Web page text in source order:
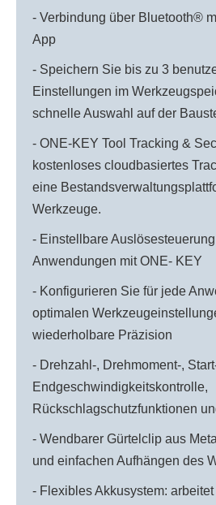
- Verbindung über Bluetooth®
App
- Speichern Sie bis zu 3
Einstellungen im
schnelle Auswahl auf der
- ONE-KEY Tool Tracking &
kostenloses cloudbasiertes
eine
Werkzeuge.
- Einstellbare
Anwendungen mit ONE- KEY
- Konfigurieren Sie für jede
optimalen
wiederholbare Präzision
- Drehzahl-, Drehmoment-,
Endgeschwindigkeitskontrolle,
Rückschlagschutzfunktionen
- Wendbarer Gürtelclip aus
und einfachen Aufhängen des
- Flexibles Akkusystem: